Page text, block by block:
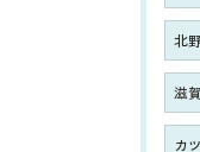
北
滋賀
カ